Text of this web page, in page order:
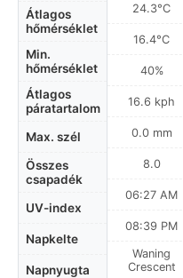
Átlagos
hőmérséklet
Min.
hőmérséklet
Átlagos
páratartalom
Max. szél
Összes
csapadék
UV-index
Napkelte
Napnyugta
24.3°C
16.4°C
40%
16.6 kph
0.0 mm
8.0
06:27 AM
08:39 PM
Waning
Crescent